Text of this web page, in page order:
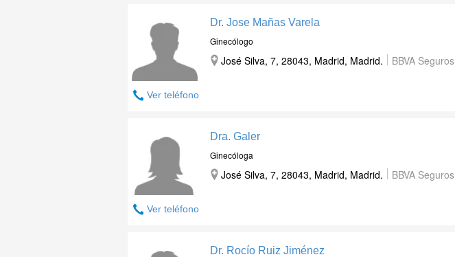
Ver teléfono
Dr. Jose Mañas Varela
Ginecólogo
José Silva, 7, 28043, Madrid, Madrid. BBVA Seguros
Ver teléfono
Dra. Galer
Ginecóloga
José Silva, 7, 28043, Madrid, Madrid. BBVA Seguros
Dr. Rocío Ruiz Jiménez